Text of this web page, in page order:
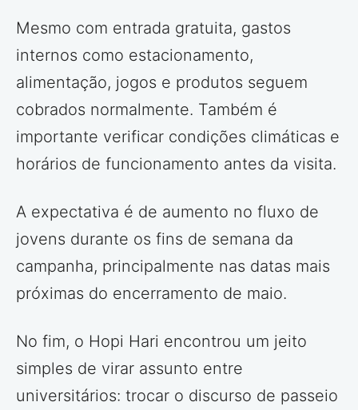
Mesmo com entrada gratuita, gastos
internos como estacionamento,
alimentação, jogos e produtos seguem
cobrados normalmente. Também é
importante verificar condições climáticas e
horários de funcionamento antes da visita.
A expectativa é de aumento no fluxo de
jovens durante os fins de semana da
campanha, principalmente nas datas mais
próximas do encerramento de maio.
No fim, o Hopi Hari encontrou um jeito
simples de virar assunto entre
universitários: trocar o discurso de passeio